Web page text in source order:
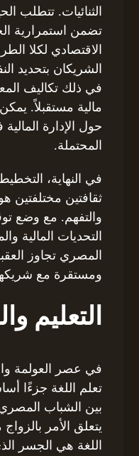
الثنائيات. تتطلب
تضمن استمرارية
الاقتصادي لكلا
الشريكان بتحديد
في ذلك تكاليف
مالية مستقبلاً.
حول الإدارة
المحتملة.
في النهاية،
ثقافتين مختلفتين
والتفهم. مع وضع
التحديات المالية
المصري تجاوز
ومستقرة مع شريكهم
التعليم
في عصر العولمة
تعلم اللغة جزءًا
بين الشباب
يتعلق الأمر
اللغة هي الجسر